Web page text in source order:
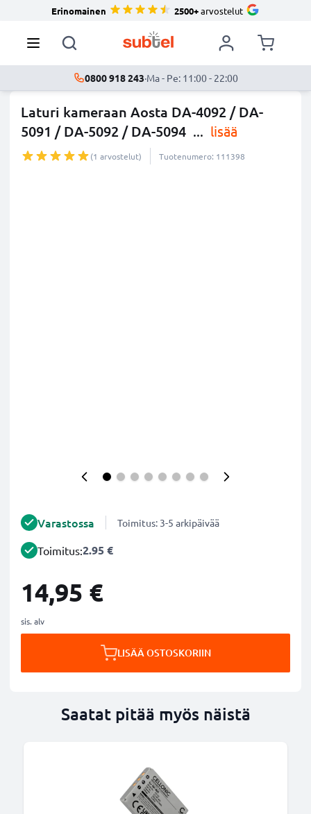
Erinomainen 2500+arvostelut
0800 918 243·Ma - Pe: 11:00 - 22:00
Laturi kameraan Aosta DA-4092 / DA-
5091 / DA-5092 / DA-5094 ... lisää
(1 arvostelut) Tuotenumero: 111398
Varastossa Toimitus: 3-5 arkipäivää
Toimitus:2.95 €
14,95 €
sis. alv
LISÄÄ OSTOSKORIIN
Saatat pitää myös näistä